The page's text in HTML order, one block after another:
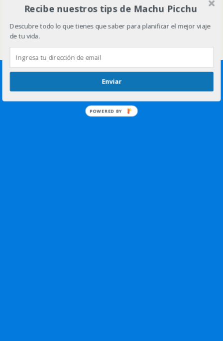
Volver arriba
Móvil Escritorio
Recibe nuestros tips de Machu Picchu
Descubre todo lo que tienes que saber para planificar el mejor viaje
de tu vida.
Enviar
POWERED BY